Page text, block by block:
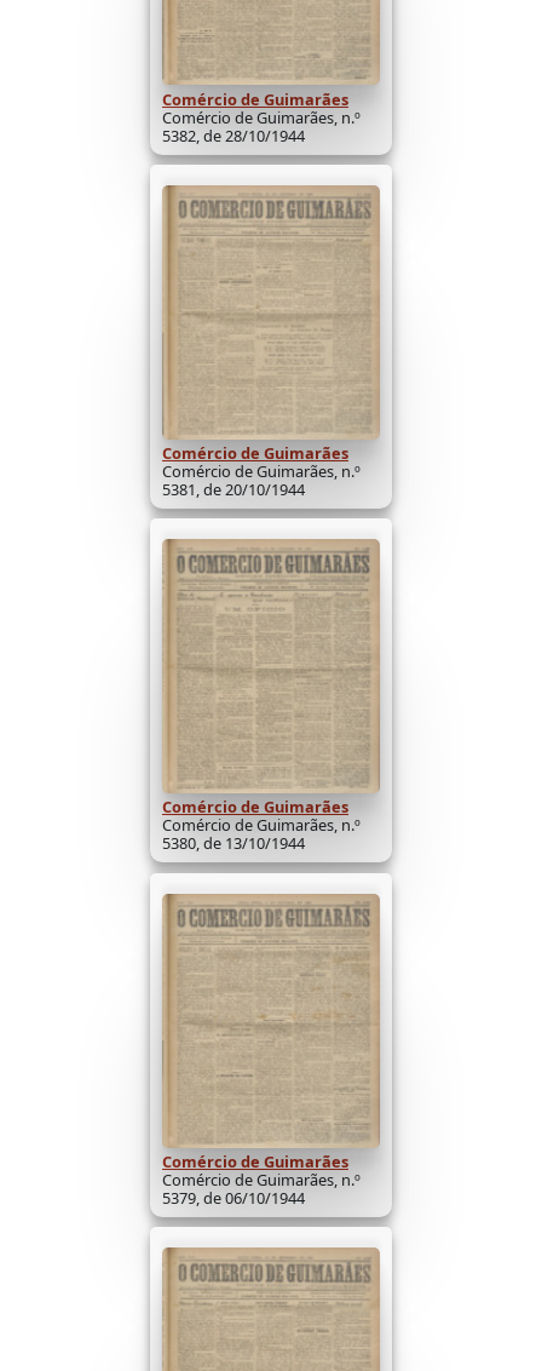
Comércio de Guimarães
Comércio de Guimarães, n.º
5382, de 28/10/1944
Comércio de Guimarães
Comércio de Guimarães, n.º
5381, de 20/10/1944
Comércio de Guimarães
Comércio de Guimarães, n.º
5380, de 13/10/1944
Comércio de Guimarães
Comércio de Guimarães, n.º
5379, de 06/10/1944